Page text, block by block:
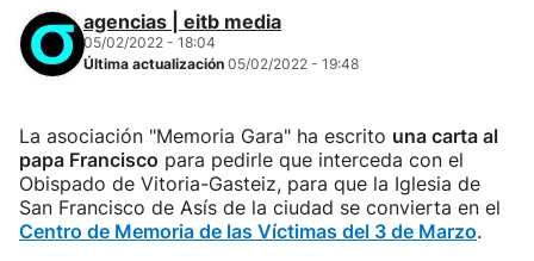
agencias | eitb media
05/02/2022 - 18:04
Última actualización 05/02/2022 - 19:48
La asociación "Memoria Gara" ha escrito una carta al
papa Francisco para pedirle que interceda con el
Obispado de Vitoria-Gasteiz, para que la Iglesia de
San Francisco de Asís de la ciudad se convierta en el
Centro de Memoria de las Víctimas del 3 de Marzo.